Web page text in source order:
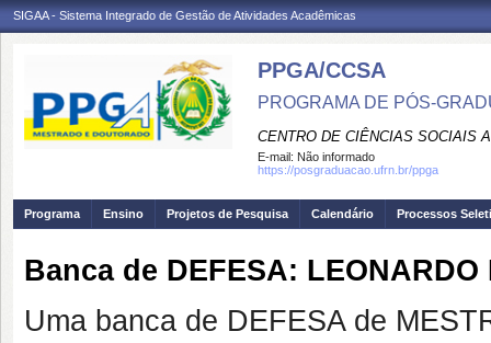
SIGAA - Sistema Integrado de Gestão de Atividades Acadêmicas
PPGA/CCSA
PROGRAMA DE PÓS-
CENTRO DE CIÊNCIAS SOCIAIS
E-mail: Não informado
https://posgraduacao.ufrn.br/ppga
Programa Ensino Projetos de Pesquisa Calendário Processos
Banca de DEFESA: LEONARDO
Uma banca de DEFESA de